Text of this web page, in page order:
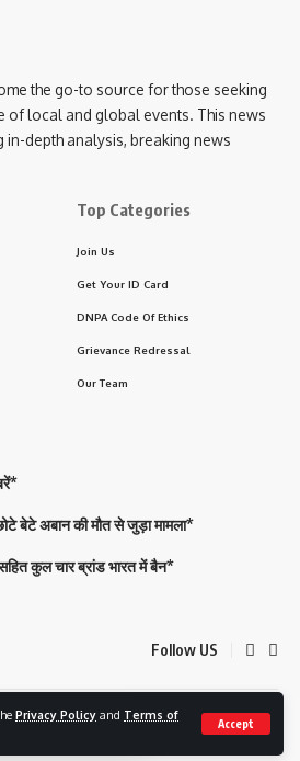
Privacy Policy and Terms of
Accept
the go-to source for those seeking
of local and global events. This news
depth analysis, breaking news
Top Categories
Join Us
Get Your ID Card
DNPA Code Of Ethics
Grievance Redressal
Our Team
बेटे अबान की मौत से जुड़ा मामला*
कुल चार ब्रांड भारत में बैन*
Follow US
Reserved. Developed and Managed By